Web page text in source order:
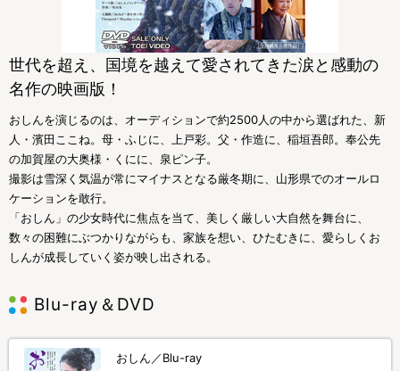
世代を超え、国境を越えて愛されてきた涙と感動の
名作の映画版！
おしんを演じるのは、オーディションで約2500人の中から選ばれた、新
人・濱田ここね。母・ふじに、上戸彩。父・作造に、稲垣吾郎。奉公先
の加賀屋の大奥様・くにに、泉ピン子。
撮影は雪深く気温が常にマイナスとなる厳冬期に、山形県でのオールロ
ケーションを敢行。
「おしん」の少女時代に焦点を当て、美しく厳しい大自然を舞台に、
数々の困難にぶつかりながらも、家族を想い、ひたむきに、愛らしくお
しんが成長していく姿が映し出される。
Blu-ray＆DVD
おしん／Blu-ray